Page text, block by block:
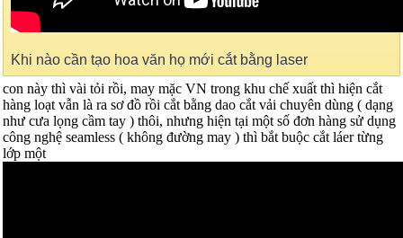
Khi nào cần tạo hoa văn họ mới cắt bằng laser
con này thì vài tỏi rồi, may mặc VN trong khu chế xuất thì hiện cắt
hàng loạt vẫn là ra sơ đồ rồi cắt bằng dao cắt vải chuyên dùng ( dạng
như cưa lọng cầm tay ) thôi, nhưng hiện tại một số đơn hàng sử dụng
công nghệ seamless ( không đường may ) thì bắt buộc cắt láer từng
lớp một